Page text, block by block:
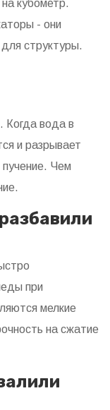
кубометр.
- они
структуры.
Когда вода в
и разрывает
Чем
при
мелкие
на сжатие